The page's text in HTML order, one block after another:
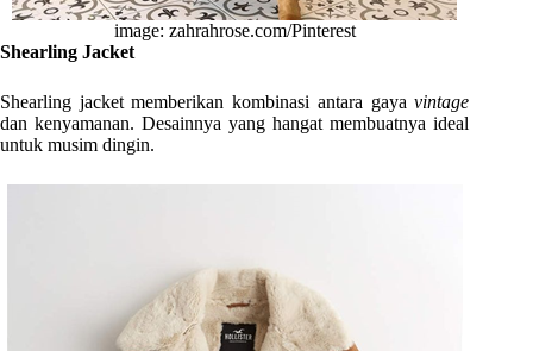
image: zahrahrose.com/Pinterest
Shearling Jacket
Shearling jacket memberikan kombinasi antara gayavintage
dan kenyamanan. Desainnya yang hangat membuatnya ideal
untuk musim dingin.